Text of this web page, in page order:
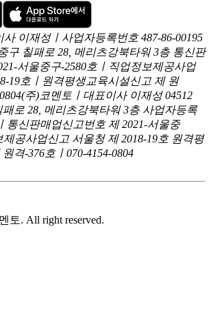
이재성ㅣ사업자등록번호 487-86-00195
구 칠패로 28, 메리츠강북타워 3층 통신판
서울중구-2580호ㅣ직업정보제공사업
19호ㅣ원격평생교육시설신고 제 원
(주)코멘토ㅣ대표이사 이재성 04512
로 28, 메리츠강북타워 3층 사업자등록
통신판매업신고번호 제 2021-서울중
제공사업신고 서울청 제 2018-19호 원격평
격-376호ㅣ070-4154-0804
토. All right reserved.